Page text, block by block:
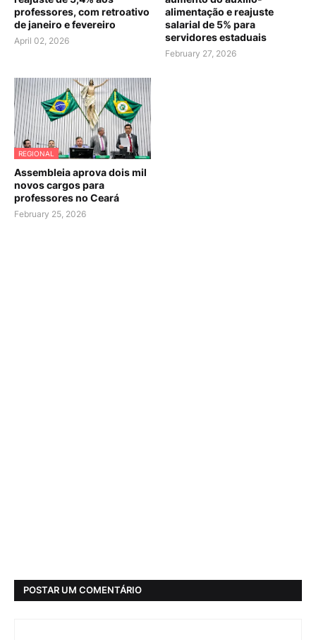
professores, com retroativo
de janeiro e fevereiro
April 02, 2026
alimentação e reajuste
salarial de 5% para
servidores estaduais
February 27, 2026
REGIONAL
Assembleia aprova dois mil
novos cargos para
professores no Ceará
February 25, 2026
POSTAR UM COMENTÁRIO